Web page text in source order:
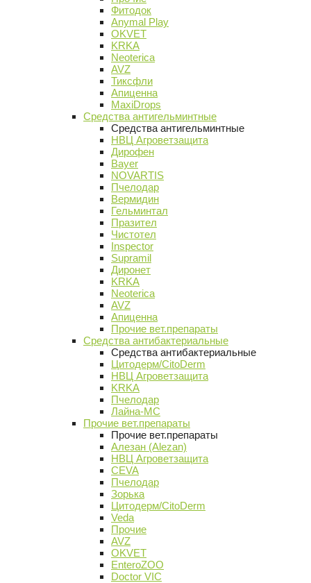
Фитодок
Anymal Play
OKVET
KRKA
Neoterica
AVZ
Тиксфли
Апиценна
MaxiDrops
Средства антигельминтные
Средства антигельминтные
НВЦ Агроветзащита
Дирофен
Bayer
NOVARTIS
Пчелодар
Вермидин
Гельминтал
Празител
Чистотел
Inspector
Supramil
Диронет
KRKA
Neoterica
AVZ
Апиценна
Прочие вет.препараты
Средства антибактериальные
Средства антибактериальные
Цитодерм/CitoDerm
НВЦ Агроветзащита
KRKA
Пчелодар
Лайна-МС
Прочие вет.препараты
Прочие вет.препараты
Алезан (Alezan)
НВЦ Агроветзащита
CEVA
Пчелодар
Зорька
Цитодерм/CitoDerm
Veda
Прочие
AVZ
OKVET
EnteroZOO
Doctor VIC